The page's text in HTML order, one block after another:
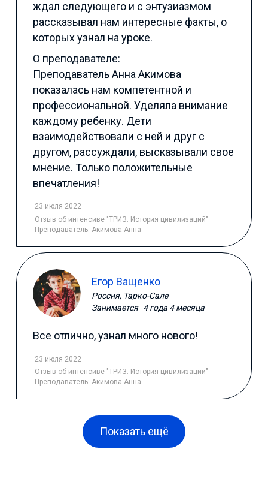
ждал следующего и с энтузиазмом
рассказывал нам интересные факты, о
которых узнал на уроке.
О преподавателе:
Преподаватель Анна Акимова
показалась нам компетентной и
профессиональной. Уделяла внимание
каждому ребенку. Дети
взаимодействовали с ней и друг с
другом, рассуждали, высказывали свое
мнение. Только положительные
впечатления!
23 июля 2022
Отзыв об интенсиве "ТРИЗ. История цивилизаций"
Преподаватель: Акимова Анна
Егор Ващенко
Россия, Тарко-Сале
Занимается 4 года 4 месяца
Все отлично, узнал много нового!
23 июля 2022
Отзыв об интенсиве "ТРИЗ. История цивилизаций"
Преподаватель: Акимова Анна
Показать ещё